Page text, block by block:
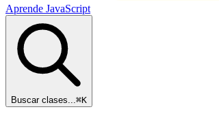
Aprende JavaScript
Buscar clases...⌘K